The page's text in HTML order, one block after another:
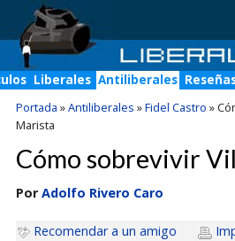
Liberales Antiliberales
Portada »Antiliberales »Fidel Castro »
Marista
Cómo sobrevivir
PorAdolfo Rivero Caro
Recomendar a un amigo